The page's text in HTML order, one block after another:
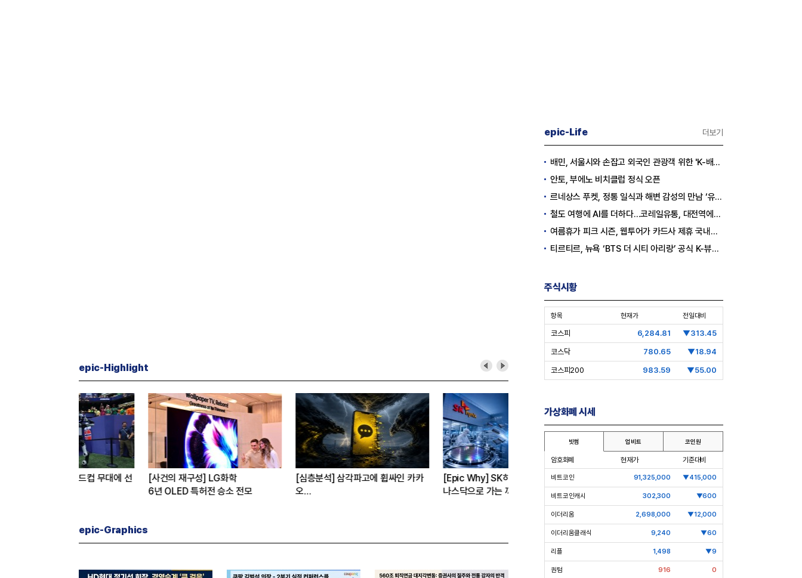
epic-Highlight
[사건의 재구성] LG화학
6년 OLED 특허전 승소 전모
[심층분석] 삼각파고에 휩싸인 카카
오
[Epic Why] SK하이닉스가
나스닥으로 가는 까닭은
[CEO’s Speech] 최태원
“AI는 경기사이클 아닌 산업진화 그
[심층분석] 포스코, 트리플 코어 투자
본격화
16조7천억원 투자 재원 마련 전략
은?
epic-Graphics
epic-Life 더보기
배민, 서울시와 손잡고 외국인 관광객 위한 'K-배달' 문화 개척
안토, 부에노 비치클럽 정식 오픈
르네상스 푸켓, 정통 일식과 해변 감성의 만남 ‘유나미’ 오픈
철도 여행에 AI를 더하다…코레일유통, 대전역에서 ‘AI 로컬동행’ 서비스 시작
여름휴가 피크 시즌, 웹투어가 카드사 제휴 국내선 캐시백으로 여행 경비 지원
티르티르, 뉴욕 ‘BTS 더 시티 아리랑’ 공식 K-뷰티 브랜드 참여
주식시황
항목 현재가 전일대비
코스피 6,284.81 ▼313.45
코스닥 780.65 ▼18.94
코스피200 983.59 ▼55.00
가상화폐 시세
빗썸 업비트 코인원
암호화폐 현재가 기준대비
비트코인 91,325,000 ▼415,000
비트코인캐시 302,300 ▼600
이더리움 2,698,000 ▼12,000
이더리움클래식 9,240 ▼60
리플 1,498 ▼9
퀀텀 916 0